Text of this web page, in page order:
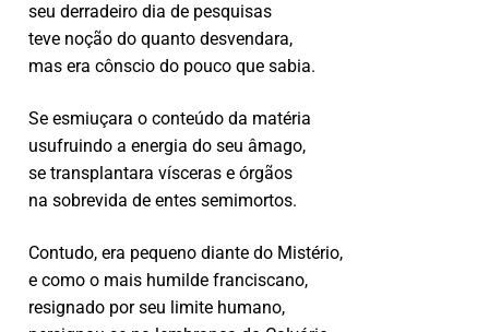
seu derradeiro dia de pesquisas
teve noção do quanto desvendara,
mas era cônscio do pouco que sabia.
Se esmiuçara o conteúdo da matéria
usufruindo a energia do seu âmago,
se transplantara vísceras e órgãos
na sobrevida de entes semimortos.
Contudo, era pequeno diante do Mistério,
e como o mais humilde franciscano,
resignado por seu limite humano,